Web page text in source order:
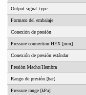
Output signal type
Formato del embalaje
Conexión de presión
Pressure connection HEX [mm]
Conexión de presión estándar
Presión Macho/Hembra
Rango de presión [bar]
Pressure range [kPa]